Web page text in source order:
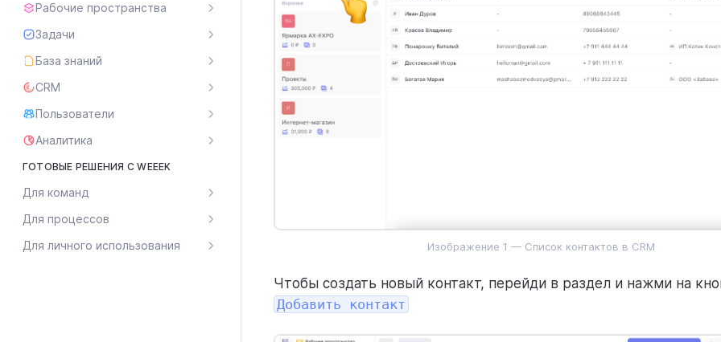
Рабочие пространства
Задачи
База знаний
CRM
Пользователи
Аналитика
ГОТОВЫЕ РЕШЕНИЯ С WEEEK
Для команд
Для процессов
Для личного использования
Изображение 1 — Список контактов в CRM
Чтобы создать новый контакт, перейди в раздел и нажми на
Добавить контакт